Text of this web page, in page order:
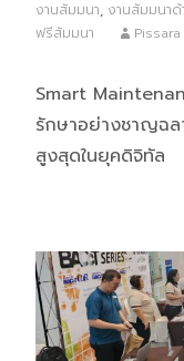
งานสัมมนา งานสัมมนา
ฟรีสัมมนา
Pissara
Smart
รักษาอย่างชาญฉล
สูงสุดในยุคดิจิทัล